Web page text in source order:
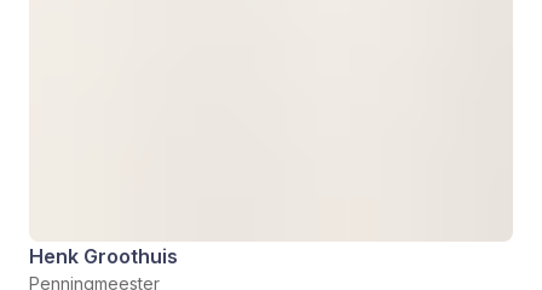
Henk Groothuis
Penningmeester